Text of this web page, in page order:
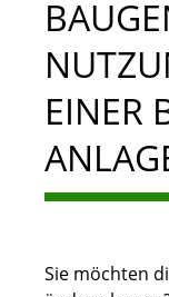
EINER
Sie möchten